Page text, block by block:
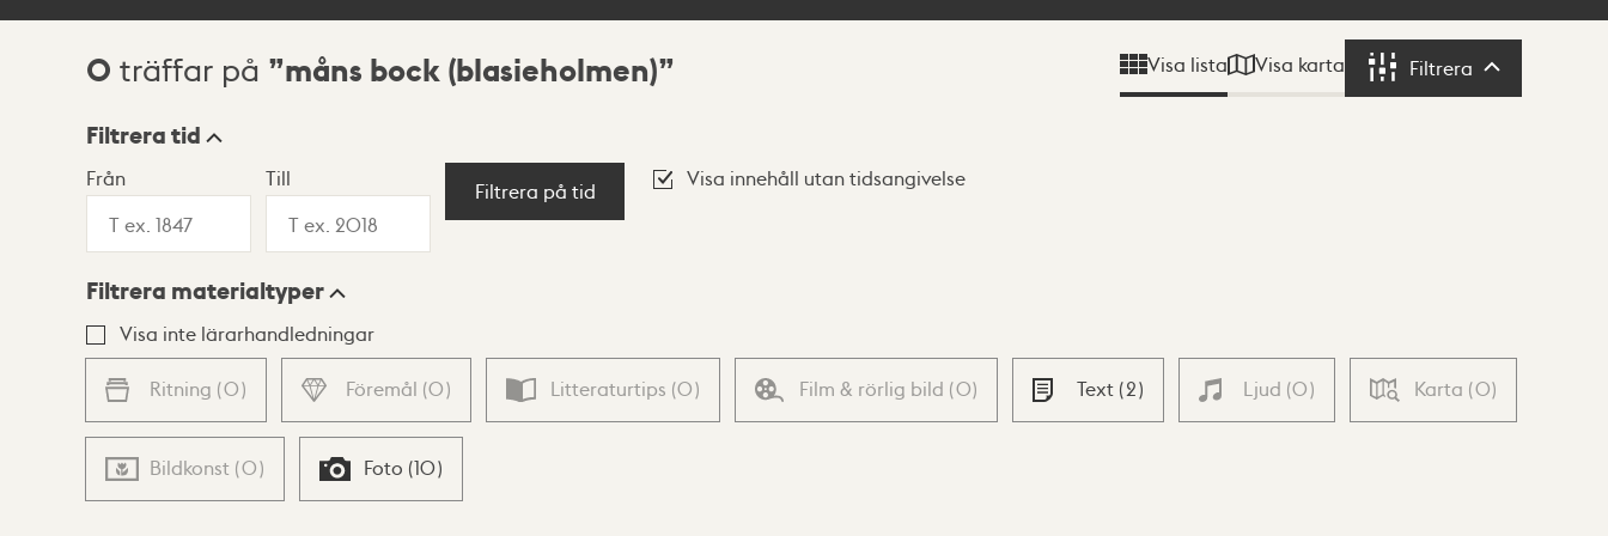
Sökresultat
0 träffar på måns bock (blasieholmen) Visa lista Visa karta Filtrera Filtrera
Visningsläge
Lista Karta
Filtrera tid
Från Till
Filtrera på tid
Visa innehåll utan tidsangivelse
Filtrera materialtyper
Visa inte lärarhandledningar
Ritning (0) Föremål (0) Litteraturtips (0) Film & rörlig bild (0) Text (2) Ljud (0) Karta (0)
Bildkonst (0) Foto (10)